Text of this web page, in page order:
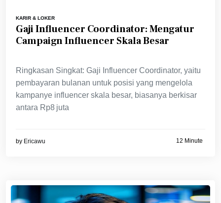
KARIR & LOKER
Gaji Influencer Coordinator: Mengatur
Campaign Influencer Skala Besar
Ringkasan Singkat: Gaji Influencer Coordinator, yaitu
pembayaran bulanan untuk posisi yang mengelola
kampanye influencer skala besar, biasanya berkisar
antara Rp8 juta
by Ericawu 12 Minute